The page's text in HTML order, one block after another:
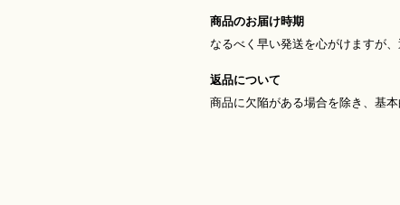
商品のお届け時期
なるべく早い発送を心がけますが
返品について
商品に欠陥がある場合を除き、基本